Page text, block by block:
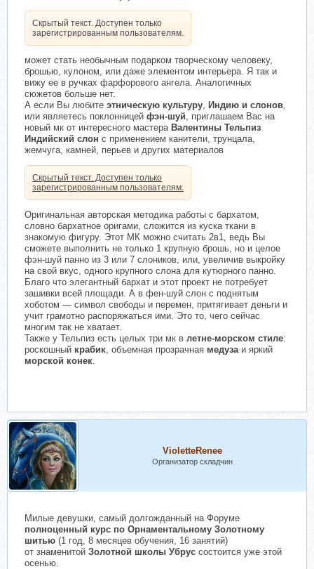
Скрытый текст. Доступен только
зарегистрированным пользователям.
может стать необычным подарком творческому человеку,
брошью, кулоном, или даже элементом интерьера. Я так и
вижу ее в ручках фарфорового ангела. Аналогичных
сюжетов больше нет.
А если Вы любите этническую культуру Индию и слонов
или являетесь поклонницей фэн-шуй , приглашаем Вас на
новый мк от интересного мастера Валентины Тельпиз
Индийский слон с применением канители, трунцала,
жемчуга, камней, перьев и других материалов
Скрытый текст. Доступен только
зарегистрированным пользователям.
Оригинальная авторская методика работы с бархатом,
словно бархатное оригами, сложится из куска ткани в
знакомую фигуру. Этот МК можно считать 2в1, ведь Вы
сможете выполнить не только 1 крупную брошь, но и целое
фэн-шуй панно из 3 или 7 слоников, или, увеличив выкройку
на свой вкус, одного крупного слона для кутюрного панно.
Благо что элегантный бархат и этот проект не потребует
зашивки всей площади. А в фен-шуй слон с поднятым
хоботом — символ свободы и перемен, притягивает деньги и
учит грамотно распоряжаться ими. Это то, чего сейчас
многим так не хватает.
Также у Тельпиз есть целых три мк в летне-морском стиле:
роскошный крабик , объемная прозрачная медуза и яркий
морской конек
VioletteRenee
Организатор складчин
Милые девушки, самый долгожданный на Форуме
полноценный курс по Орнаментальному Золотному
шитью (1 год, 8 месяцев обучения, 16 занятий)
от знаменитой Золотной школы Убрус состоится уже этой
осенью.